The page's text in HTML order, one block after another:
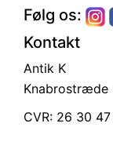
Følg os:
Kontakt
Antik K
Knabrostræde
CVR: 26 30